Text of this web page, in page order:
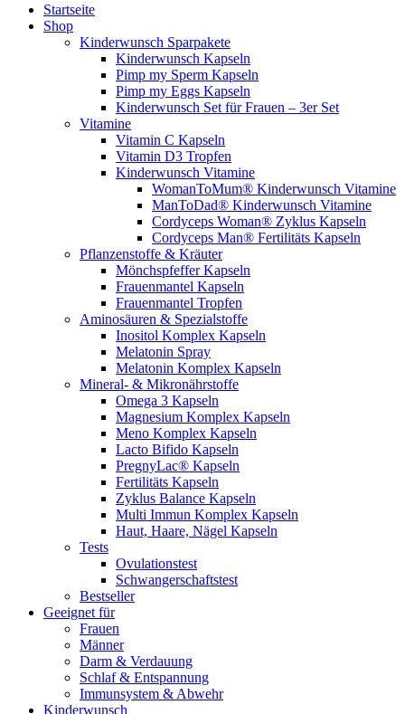
Startseite
Shop
Kinderwunsch Sparpakete
Kinderwunsch Kapseln
Pimp my Sperm Kapseln
Pimp my Eggs Kapseln
Kinderwunsch Set für Frauen – 3er Set
Vitamine
Vitamin C Kapseln
Vitamin D3 Tropfen
Kinderwunsch Vitamine
WomanToMum® Kinderwunsch Vitamine
ManToDad® Kinderwunsch Vitamine
Cordyceps Woman® Zyklus Kapseln
Cordyceps Man® Fertilitäts Kapseln
Pflanzenstoffe & Kräuter
Mönchspfeffer Kapseln
Frauenmantel Kapseln
Frauenmantel Tropfen
Aminosäuren & Spezialstoffe
Inositol Komplex Kapseln
Melatonin Spray
Melatonin Komplex Kapseln
Mineral- & Mikronährstoffe
Omega 3 Kapseln
Magnesium Komplex Kapseln
Meno Komplex Kapseln
Lacto Bifido Kapseln
PregnyLac® Kapseln
Fertilitäts Kapseln
Zyklus Balance Kapseln
Multi Immun Komplex Kapseln
Haut, Haare, Nägel Kapseln
Tests
Ovulationstest
Schwangerschaftstest
Bestseller
Geeignet für
Frauen
Männer
Darm & Verdauung
Schlaf & Entspannung
Immunsystem & Abwehr
Kinderwunsch